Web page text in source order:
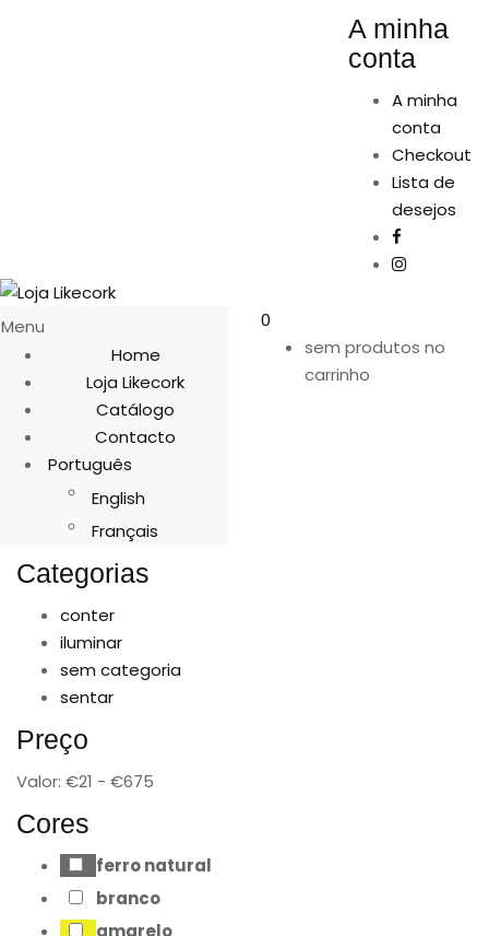
A minha
conta
A minha
conta
Checkout
Lista de
desejos
Menu
Home
Loja Likecork
Catálogo
Contacto
Português
English
Français
0
sem produtos no
carrinho
Categorias
conter
iluminar
sem categoria
sentar
Preço
Valor: €21 - €675
Cores
ferro natural
branco